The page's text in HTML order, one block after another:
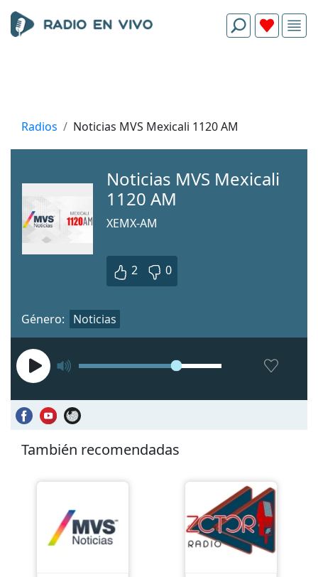
Radios Noticias MVS Mexicali 1120 AM
Noticias MVS Mexicali
1120 AM
XEMX-AM
2 0
Género: Noticias
También recomendadas